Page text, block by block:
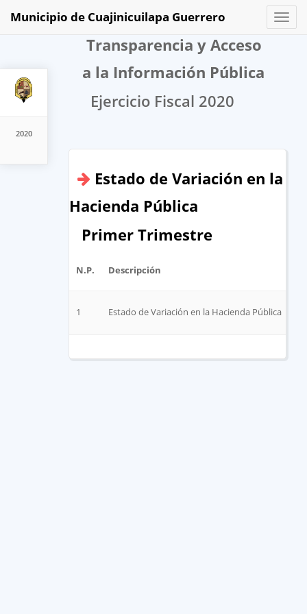
2020
Toggle
Municipio de Cuajinicuilapa Guerrero
Transparencia y Acceso
a la Información Pública
Ejercicio Fiscal 2020
Estado de Variación en la
Hacienda Pública
Primer Trimestre
N.P. Descripción
1 Estado de Variación en la Hacienda Pública